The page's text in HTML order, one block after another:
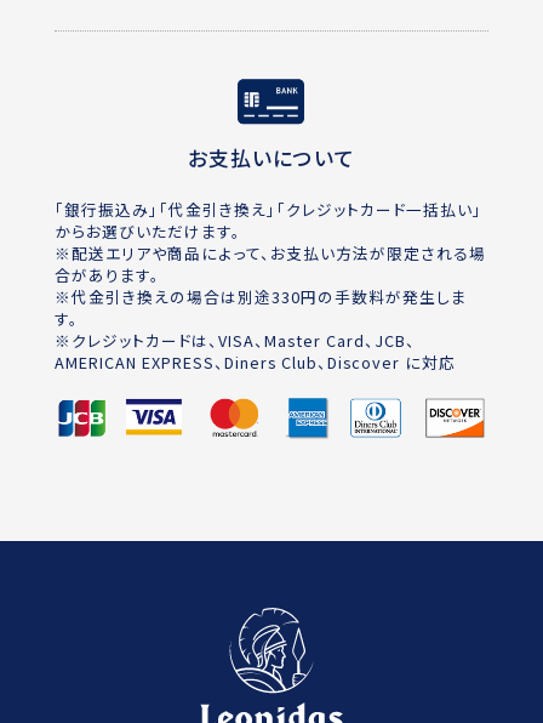
お支払いについて
「銀行振込み」「代金引き換え」「クレジットカード一括払い」
からお選びいただけます。
※配送エリアや商品によって、お支払い方法が限定される場
合があります。
※代金引き換えの場合は別途330円の手数料が発生しま
す。
※クレジットカードは、VISA、Master Card、JCB、
AMERICAN EXPRESS、Diners Club、Discover に対応